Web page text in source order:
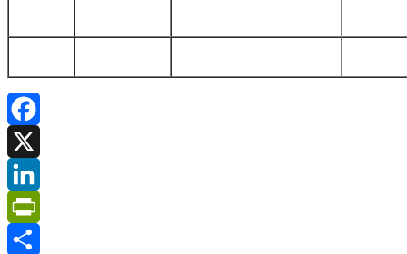
Facebook
X
LinkedIn
PrintFriendly